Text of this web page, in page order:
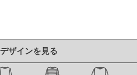
デザインを見る